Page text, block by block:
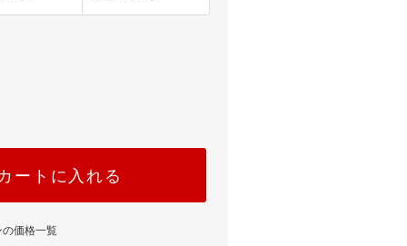
ートに入れる
価格一覧